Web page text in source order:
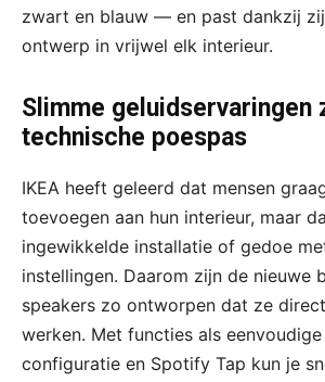
zwart en blauw — en past dankzij
ontwerp in vrijwel elk interieur.
Slimme geluidservaringen
technische poespas
IKEA heeft geleerd dat mensen
toevoegen aan hun interieur, maar
ingewikkelde installatie of gedoe
instellingen. Daarom zijn de nieuwe
speakers zo ontworpen dat ze
werken. Met functies als
configuratie en Spotify Tap kun je